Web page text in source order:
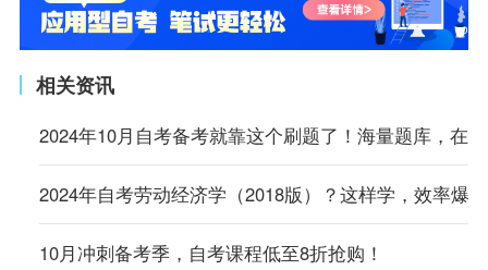
相关资讯
2024年10月自考备考就靠这个刷题了！海量题库，在
2024年自考劳动经济学（2018版）？这样学，效率爆表
10月冲刺备考季，自考课程低至8折抢购！